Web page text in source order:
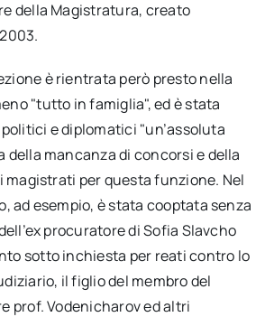
della Magistratura, creato
è rientrata però presto nella
"tutto in famiglia", ed è stata
e diplomatici "un’assoluta
della mancanza di concorsi e della
magistrati per questa funzione. Nel
ad esempio, è stata cooptata senza
procuratore di Sofia Slavcho
sotto inchiesta per reati contro lo
il figlio del membro del
prof. Vodenicharov ed altri